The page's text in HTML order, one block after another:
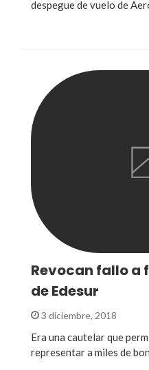
despegue de vuelo de
Revocan fallo a
de Edesur
3 diciembre, 2018
Era una cautelar que
representar a miles de